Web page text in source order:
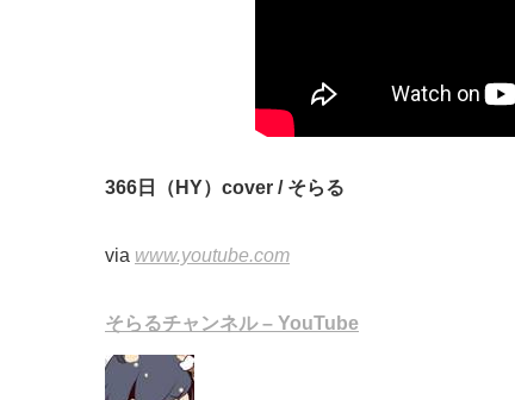
366日（HY）cover / そらる
via www.youtube.com
そらるチャンネル – YouTube